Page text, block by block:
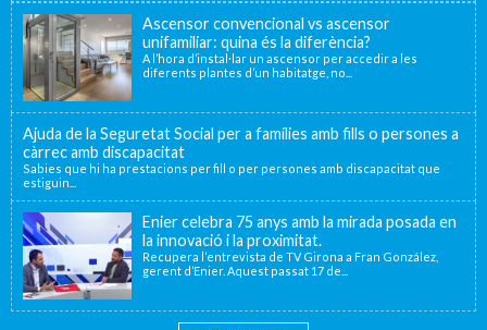
Ascensor convencional vs ascensor
unifamiliar: quina és la diferència?
A l’hora d’instal·lar un ascensor per accedir a les
diferents plantes d’un habitatge, no...
Ajuda de la Seguretat Social per a famílies amb fills o persones a
càrrec amb discapacitat
Sabies que hi ha prestacions per fill o per persones amb discapacitat que
estiguin...
Enier celebra 75 anys amb la mirada posada en
la innovació i la proximitat.
Recupera l’entrevista de TV Girona a Fran González,
gerent d’Enier. Aquest passat 17 de...